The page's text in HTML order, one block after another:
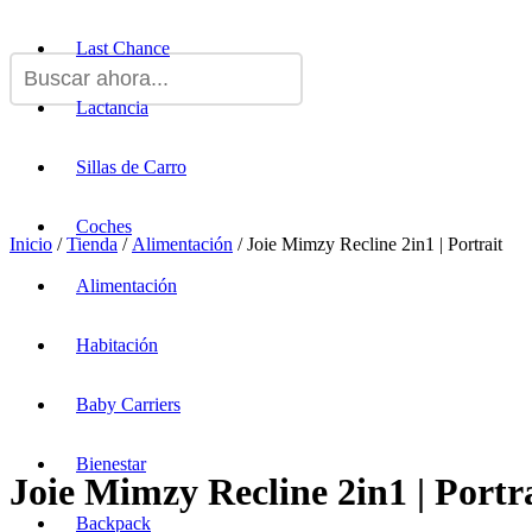
Last Chance
Lactancia
Sillas de Carro
Coches
Alimentación
Habitación
Baby Carriers
Bienestar
Backpack
Inicio /Tienda / Alimentación / Joie Mimzy Recline 2in1 | Portrait
Joie Mimzy Recline 2in1 |